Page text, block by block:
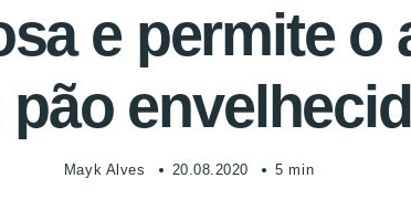
e permite
pão
Mayk Alves 20.08.2020 5 min